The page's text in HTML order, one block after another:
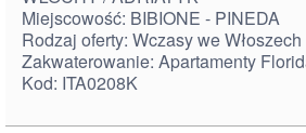
Miejscowość: BIBIONE - PINEDA
Rodzaj oferty: Wczasy we Włoszech
Zakwaterowanie: Apartamenty
Kod: ITA0208K